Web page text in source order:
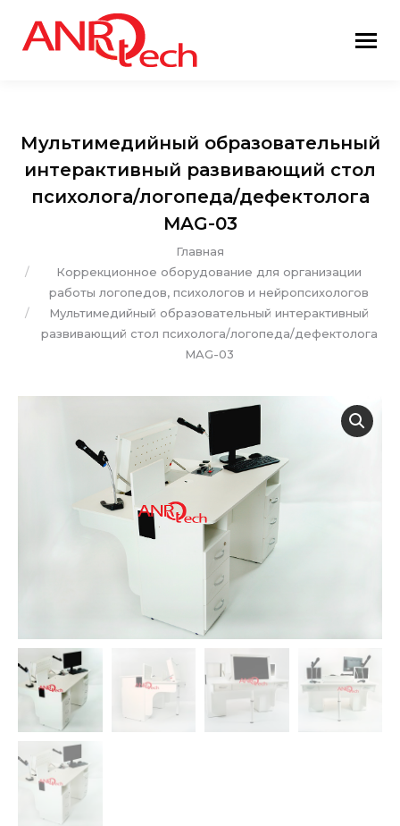
Мультимедийный образовательный
интерактивный развивающий стол
психолога/логопеда/дефектолога
MAG-03
Главная
Коррекционное оборудование для организации
работы логопедов, психологов и нейропсихологов
Мультимедийный образовательный интерактивный
развивающий стол психолога/логопеда/дефектолога
MAG-03